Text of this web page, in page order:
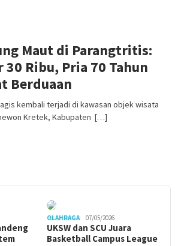
Maut di Parangtritis:
30 Ribu, Pria 70 Tahun
Berduaan
kembali terjadi di kawasan objek wisata
Kretek, Kabupaten […]
OLAHRAGA 07/05/2026
UKSW dan SCU Juara
Basketball Campus League